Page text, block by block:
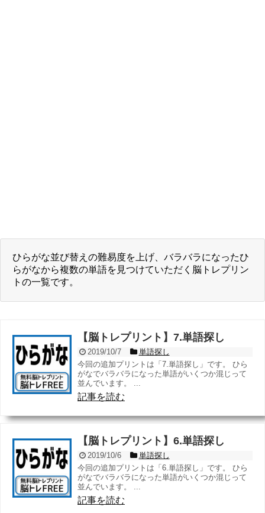
ひらがな並び替えの難易度を上げ、バラバラになったひ
らがなから複数の単語を見つけていただく脳トレプリン
トの一覧です。
【脳トレプリント】7.単語探し
2019/10/7
単語探し
今回の追加プリントは「7.単語探し」です。 ひら
がなでバラバラになった単語がいくつか混じって
並んでいます。 ...
記事を読む
【脳トレプリント】6.単語探し
2019/10/6
単語探し
今回の追加プリントは「6.単語探し」です。 ひら
がなでバラバラになった単語がいくつか混じって
並んでいます。 ...
記事を読む